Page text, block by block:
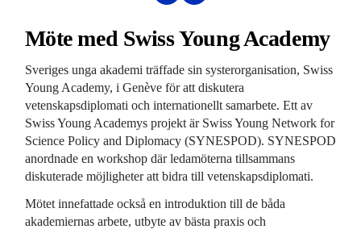
Möte med Swiss Young Academy
Sveriges unga akademi träffade sin systerorganisation, Swiss
Young Academy, i Genève för att diskutera
vetenskapsdiplomati och internationellt samarbete. Ett av
Swiss Young Academys projekt är Swiss Young Network for
Science Policy and Diplomacy (SYNESPOD). SYNESPOD
anordnade en workshop där ledamöterna tillsammans
diskuterade möjligheter att bidra till vetenskapsdiplomati.
Mötet innefattade också en introduktion till de båda
akademiernas arbete, utbyte av bästa praxis och